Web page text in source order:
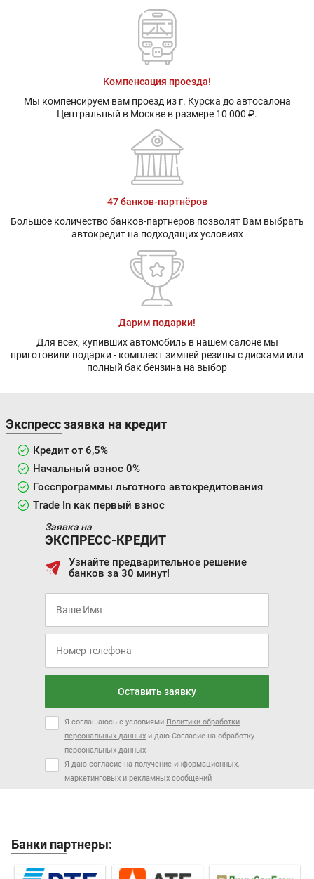
Компенсация проезда!
Мы компенсируем вам проезд из г. Курска до автосалона
Центральный в Москве в размере 10 000 ₽.
47 банков-партнёров
Большое количество банков-партнеров позволят Вам выбрать
автокредит на подходящих условиях
Дарим подарки!
Для всех, купивших автомобиль в нашем салоне мы
приготовили подарки - комплект зимней резины с дисками или
полный бак бензина на выбор
Экспресс заявка на кредит
Кредит от 6,5%
Начальный взнос 0%
Госспрограммы льготного автокредитования
Trade In как первый взнос
Заявка на
ЭКСПРЕСС-КРЕДИТ
Узнайте предварительное решение
банков за 30 минут!
Оставить заявку
Я соглашаюсь с условиями Политики обработки
персональных данных и даю Согласие на обработку
персональных данных
Я даю согласие на получение информационных,
маркетинговых и рекламных сообщений
Банки партнеры: